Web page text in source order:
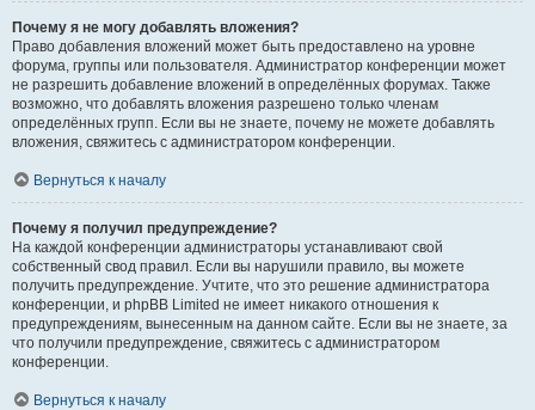
Почему я не могу добавлять вложения?
Право добавления вложений может быть предоставлено на уровне
форума, группы или пользователя. Администратор конференции может
не разрешить добавление вложений в определённых форумах. Также
возможно, что добавлять вложения разрешено только членам
определённых групп. Если вы не знаете, почему не можете добавлять
вложения, свяжитесь с администратором конференции.
Вернуться к началу
Почему я получил предупреждение?
На каждой конференции администраторы устанавливают свой
собственный свод правил. Если вы нарушили правило, вы можете
получить предупреждение. Учтите, что это решение администратора
конференции, и phpBB Limited не имеет никакого отношения к
предупреждениям, вынесенным на данном сайте. Если вы не знаете, за
что получили предупреждение, свяжитесь с администратором
конференции.
Вернуться к началу